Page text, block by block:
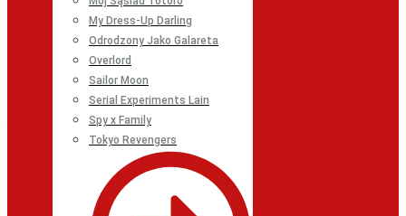
My Dress-Up Darling
Odrodzony Jako Galareta
Overlord
Sailor Moon
Serial Experiments Lain
Spy x Family
Tokyo Revengers